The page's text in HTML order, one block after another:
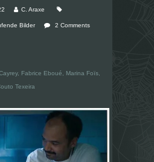
C. Araxe
Bilder 2 Comments
Fabrice Eboué, Marina Foïs,
Texeira